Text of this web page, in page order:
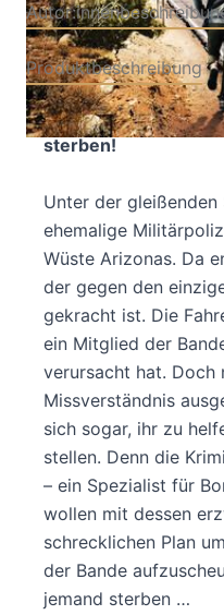
Produktbeschreibung
Um diesen Gegner
sterben!
Unter der
ehemalige
Wüste Arizonas. Da
der gegen den
gekracht ist. Die
ein Mitglied der
verursacht hat. Doch
Missverständnis
sich sogar, ihr zu
stellen. Denn die
– ein Spezialist für
wollen mit dessen
schrecklichen Plan
der Bande
jemand sterben …